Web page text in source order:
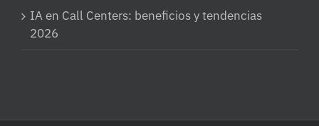
IA en Call Centers: beneficios y tendencias
2026